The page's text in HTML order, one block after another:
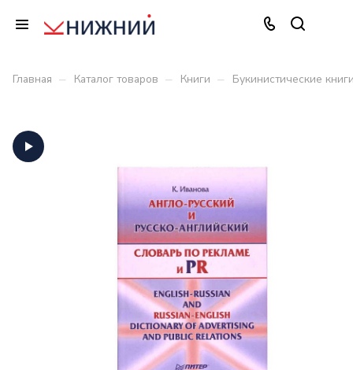
Главная – Каталог товаров – Книги – Букинистические